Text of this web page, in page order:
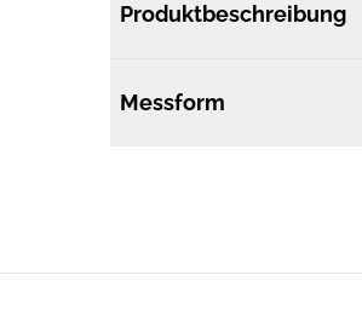
Produktbeschreibung
Messform